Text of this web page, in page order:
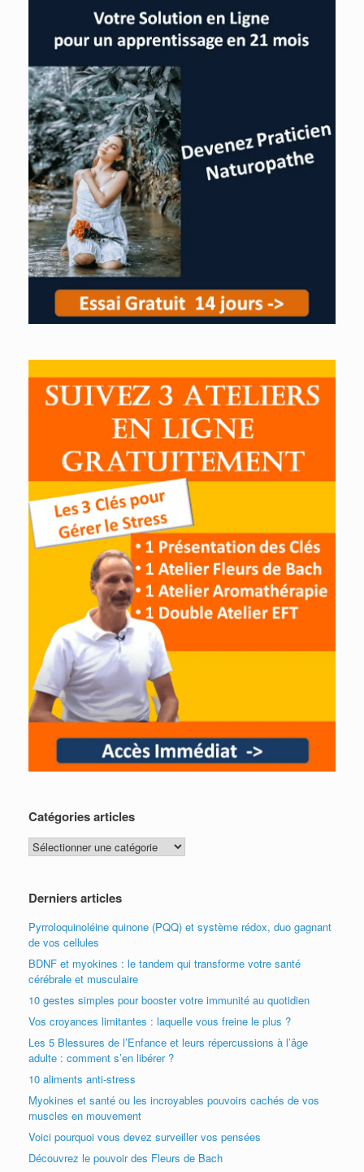
Catégories articles
Catégories
articles
Derniers articles
Pyrroloquinoléine quinone (PQQ) et système rédox, duo gagnant
de vos cellules
BDNF et myokines : le tandem qui transforme votre santé
cérébrale et musculaire
10 gestes simples pour booster votre immunité au quotidien
Vos croyances limitantes : laquelle vous freine le plus ?
Les 5 Blessures de l’Enfance et leurs répercussions à l’âge
adulte : comment s’en libérer ?
10 aliments anti-stress
Myokines et santé ou les incroyables pouvoirs cachés de vos
muscles en mouvement
Voici pourquoi vous devez surveiller vos pensées
Découvrez le pouvoir des Fleurs de Bach